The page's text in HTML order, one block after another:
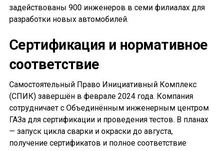
задействованы 900 инженеров в семи филиалах для
разработки новых автомобилей.
Сертификация и нормативное
соответствие
Самостоятельный Право Инициативный Комплекс
(СПИК) завершён в феврале 2024 года. Компания
сотрудничает с Объединённым инженерным центром
ГАЗа для сертификации и проведения тестов. В планах
— запуск цикла сварки и окраски до августа,
получение сертификатов и полное соответствие